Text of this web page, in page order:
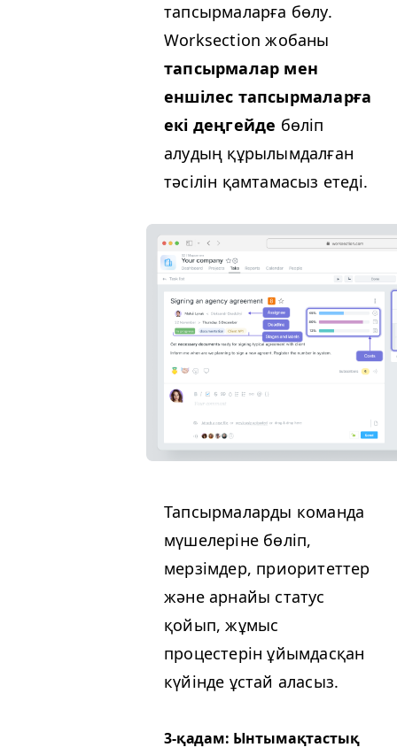
тапсырмаларға бөлу.
Work­sec­tion жобаны
тапсырмалар мен
еншілес тапсырмаларға
екі деңгейде бөліп
алудың құрылымдалған
тәсілін қамтамасыз етеді.
Тапсырмаларды команда
мүшелеріне бөліп,
мерзімдер, приоритеттер
және арнайы статус
қойып, жұмыс
процестерін ұйымдасқан
күйінде ұстай аласыз.
3‑қадам: Ынтымақтастық